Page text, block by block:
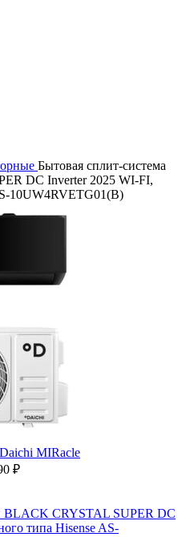
Бытовая сплит-система
DC Inverter 2025 WI-FI,
10UW4RVETG01(B)
MIRacle
₽
BLACK CRYSTAL SUPER DC
типа Hisense AS-